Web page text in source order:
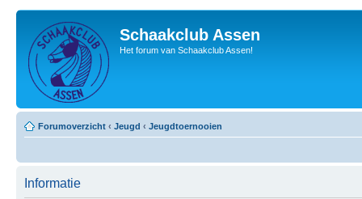
Schaakclub Assen
Het forum van Schaakclub Assen!
Forumoverzicht ‹ Jeugd ‹ Jeugdtoernooien
Informatie